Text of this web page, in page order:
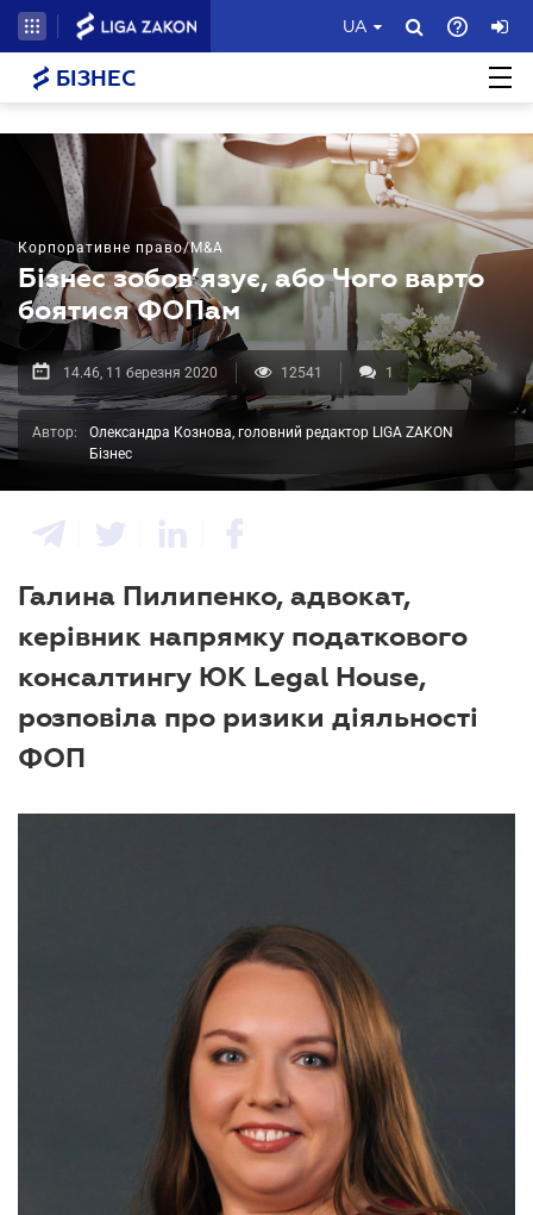
UA
БІЗНЕС
Корпоративне право/M&A
Бізнес зобов’язує, або Чого варто
боятися ФОПам
14.46, 11 березня 2020 12541 1
Автор:
Олександра Кознова, головний редактор LIGA ZAKON
Бізнес
Галина Пилипенко, адвокат,
керівник напрямку податкового
консалтингу ЮК Legal House,
розповіла про ризики діяльності
ФОП